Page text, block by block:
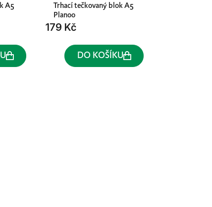
A5
Trhací tečkovaný blok A5
Planoo
179 Kč
DO KOŠÍKU